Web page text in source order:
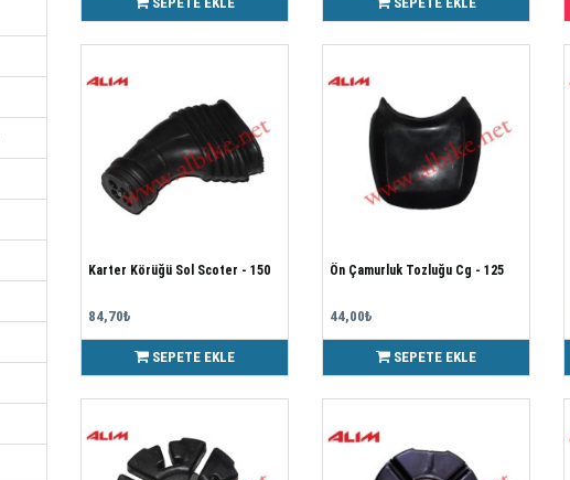
Karter Körüğü Sol Scoter - 150
84,70₺
SEPETE EKLE
Ön Çamurluk Tozluğu Cg - 125
44,00₺
SEPETE EKLE